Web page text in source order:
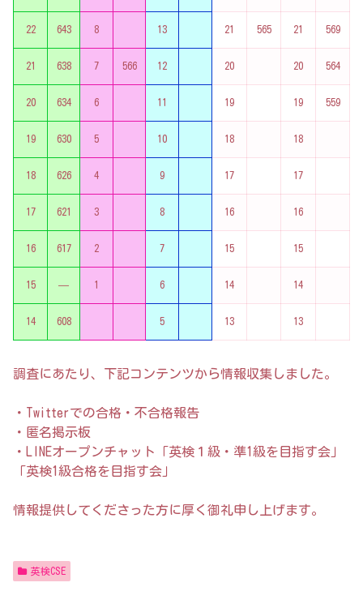
22 643 8 13 21 565 21 569
21 638 7 566 12 20 20 564
20 634 6 11 19 19 559
19 630 5 10 18 18
18 626 4 9 17 17
17 621 3 8 16 16
16 617 2 7 15 15
15 — 1 6 14 14
14 608 5 13 13
調査にあたり、下記コンテンツから情報収集しました。
・Twitterでの合格・不合格報告
・匿名掲示板
・LINEオープンチャット「英検１級・準1級を目指す会」
「英検1級合格を目指す会」
情報提供してくださった方に厚く御礼申し上げます。
英検CSE